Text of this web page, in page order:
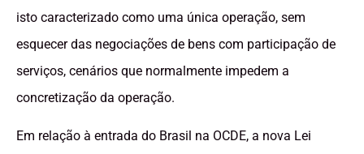
isto caracterizado como uma única operação, sem
esquecer das negociações de bens com participação de
serviços, cenários que normalmente impedem a
concretização da operação.
Em relação à entrada do Brasil na OCDE, a nova Lei